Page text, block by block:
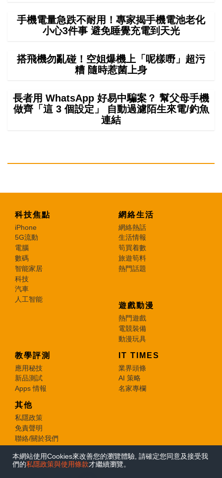
本網站使用Cookies來改善您的瀏覽體驗, 請確定您同意及接受我
們的私隱政策與使用條款才繼續瀏覽。
手機電量急跌不耐用！專家揭手機電池老化
小心3件事 避免睡覺充電到天光
搭飛機勿亂碰！空姐爆機上「呢樣嘢」超污
糟 隨時惹菌上身
長者用 WhatsApp 好易中騙案？ 幫父母手機
做齊「這 3 個設定」 自動過濾陌生來電/釣魚
連結
科技焦點
iPhone
5G流動
電腦
數碼
智能家居
科技
汽車
人工智能
網絡生活
網絡熱話
生活情報
筍買着數
旅遊筍料
熱門話題
遊戲動漫
熱門遊戲
電競裝備
動漫玩具
教學評測
應用秘技
新品測試
Apps 情報
IT TIMES
業界頭條
AI 策略
名家專欄
其他
私隱政策
免責聲明
聯絡/關於我們
© 2026 e-zone. All Rights Reserved.